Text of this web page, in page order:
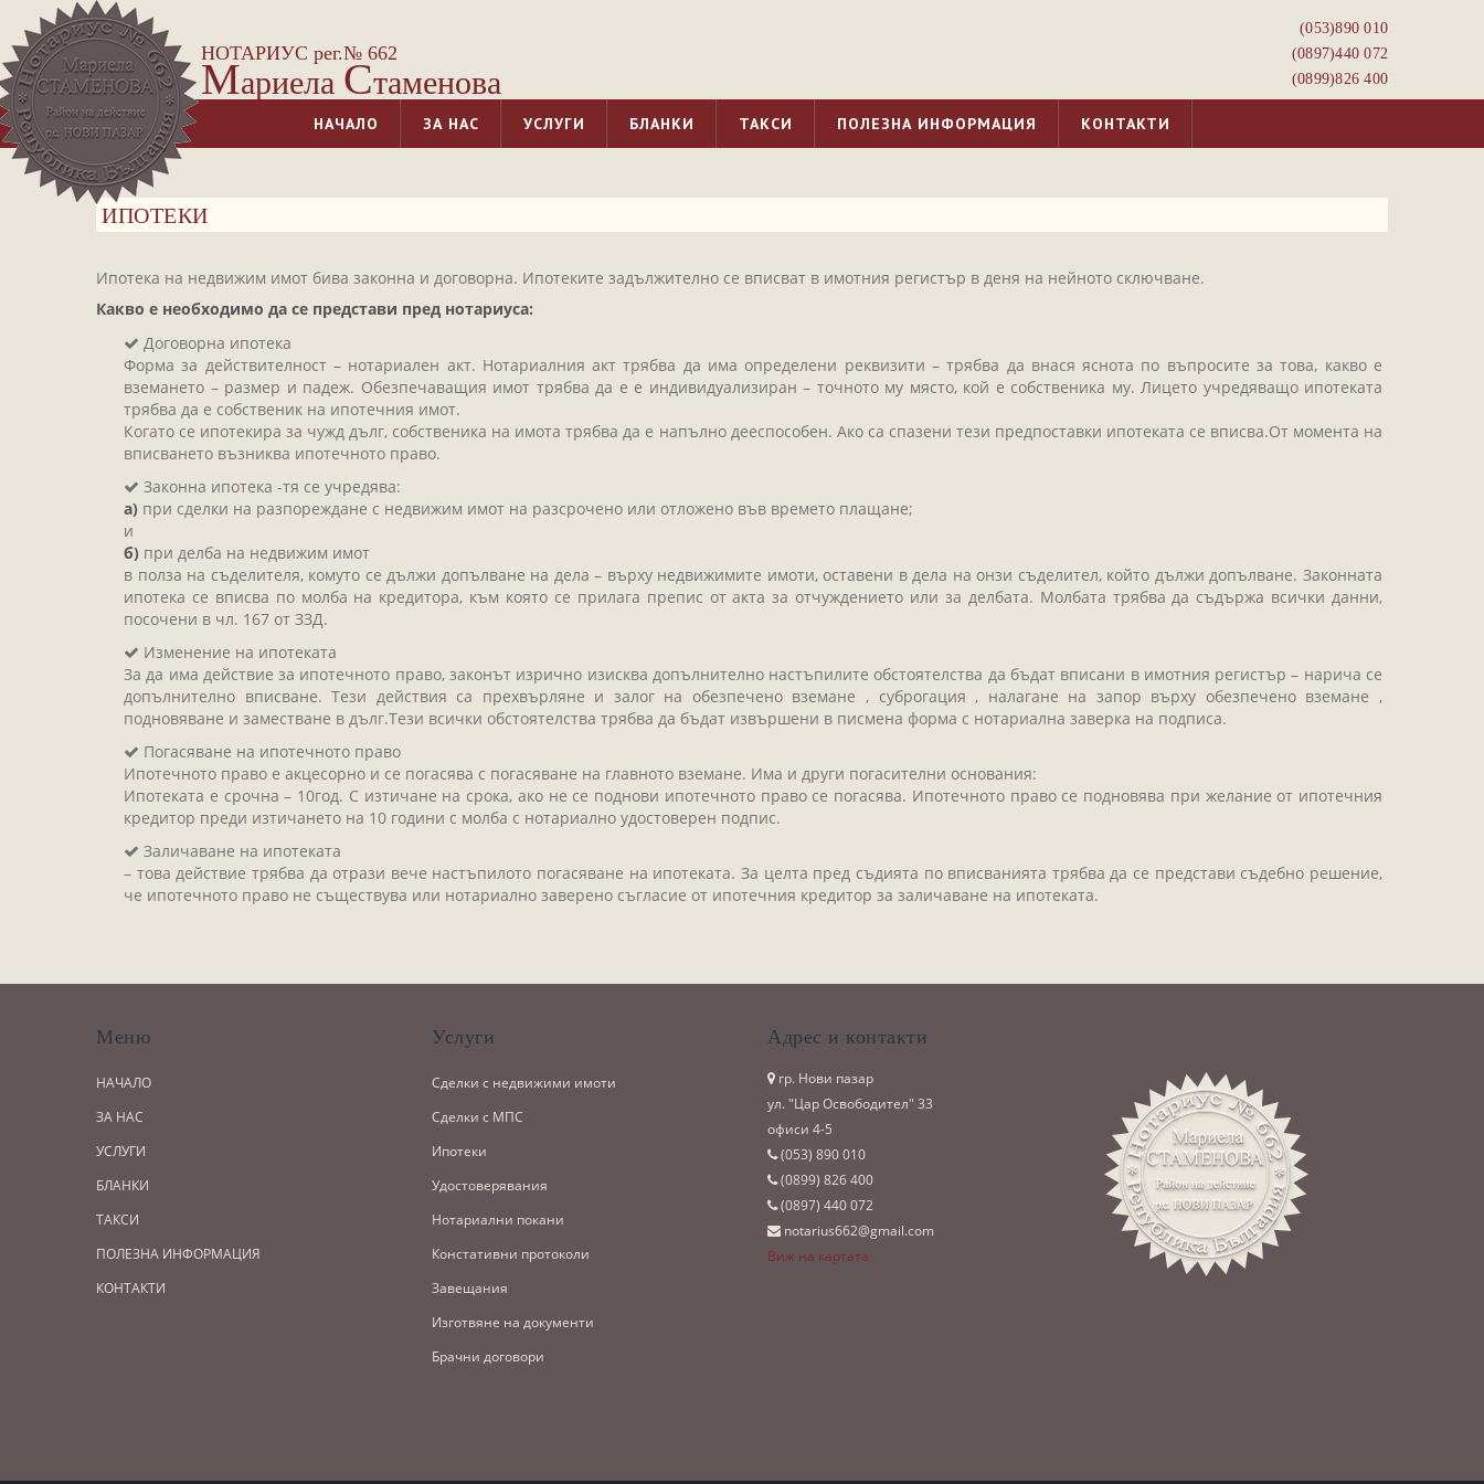
НОТАРИУС рег.№ 662
Мариела Стаменова
(053)­890 010
(0897)­440 072
(0899)­826 400
НАЧАЛО ЗА НАС УСЛУГИ БЛАНКИ ТАКСИ ПОЛЕЗНА ИНФОРМАЦИЯ КОНТАКТИ
ИПОТЕКИ
Ипотека на недвижим имот бива законна и договорна. Ипотеките задължително се вписват в имотния регистър в деня на нейното сключване.
Какво е необходимо да се представи пред нотариуса:
Договорна ипотека
Форма за действителност – нотариален акт. Нотариалния акт трябва да има определени реквизити – трябва да внася яснота по въпросите за това, какво е
вземането – размер и падеж. Обезпечаващия имот трябва да е е индивидуализиран – точното му място, кой е собственика му. Лицето учредяващо ипотеката
трябва да е собственик на ипотечния имот.
Когато се ипотекира за чужд дълг, собственика на имота трябва да е напълно дееспособен. Ако са спазени тези предпоставки ипотеката се вписва.От момента на
вписването възниква ипотечното право.
Законна ипотека -тя се учредява:
а) при сделки на разпореждане с недвижим имот на разсрочено или отложено във времето плащане;
и
б) при делба на недвижим имот
в полза на съделителя, комуто се дължи допълване на дела – върху недвижимите имоти, оставени в дела на онзи съделител, който дължи допълване. Законната
ипотека се вписва по молба на кредитора, към която се прилага препис от акта за отчуждението или за делбата. Молбата трябва да съдържа всички данни,
посочени в чл. 167 от ЗЗД.
Изменение на ипотеката
За да има действие за ипотечното право, законът изрично изисква допълнително настъпилите обстоятелства да бъдат вписани в имотния регистър – нарича се
допълнително вписване. Тези действия са прехвърляне и залог на обезпечено вземане , суброгация , налагане на запор върху обезпечено вземане ,
подновяване и заместване в дълг.Тези всички обстоятелства трябва да бъдат извършени в писмена форма с нотариална заверка на подписа.
Погасяване на ипотечното право
Ипотечното право е акцесорно и се погасява с погасяване на главното вземане. Има и други погасителни основания:
Ипотеката е срочна – 10год. С изтичане на срока, ако не се поднови ипотечното право се погасява. Ипотечното право се подновява при желание от ипотечния
кредитор преди изтичането на 10 години с молба с нотариално удостоверен подпис.
Заличаване на ипотеката
– това действие трябва да отрази вече настъпилото погасяване на ипотеката. За целта пред съдията по вписванията трябва да се представи съдебно решение,
че ипотечното право не съществува или нотариално заверено съгласие от ипотечния кредитор за заличаване на ипотеката.
Меню
НАЧАЛО
ЗА НАС
УСЛУГИ
БЛАНКИ
ТАКСИ
ПОЛЕЗНА ИНФОРМАЦИЯ
КОНТАКТИ
Услуги
Сделки с недвижими имоти
Сделки с МПС
Ипотеки
Удостоверявания
Нотариални покани
Констативни протоколи
Завещания
Изготвяне на документи
Брачни договори
Адрес и контакти
гр. Нови пазар
ул. "Цар Освободител" 33
офиси 4-5
(053)­ 890 010
(0899)­ 826 400
(0897)­ 440 072
notarius662@gmail.com
Виж на картата